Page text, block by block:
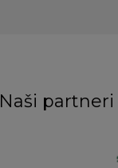
Naši partneri